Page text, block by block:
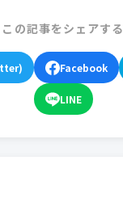
この記事をシェアする
Facebook
LINE